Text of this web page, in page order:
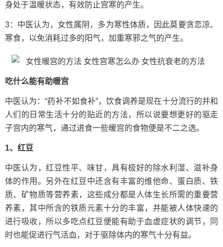
身处于温暖状态，有效防止宫寒的产生。
3：中医认为，女性属阴，多为寒性体质，因此莫要贪恋凉、
寒食，以免消耗过多的阳气，加重寒邪之气的产生。
吃什么能有助暖宫
中医认为：“药补不如食补”，饮食调养是现在十分流行的并和
人们的日常生活十分的贴近的方法，所以说要想更好的驱走
子宫内的寒气，通过进食一些暖宫的食物便是不二之选。
1、红豆
中医认为，红豆性平、味甘，具有极好的除水利湿、滋补身
体的作用。另外在红豆中还含有丰富的维他命、蛋白质、铁
质、矿物质等营养素，这些成分都是人体生长所需的重要营
养素，其中所含的铁质元素十分的丰富，并能被人体快速的
进行吸收，所以多吃点红豆便能有助于血虚症状的调节，同
时也能促进行气活血，对于驱除体内的寒气十分有益。